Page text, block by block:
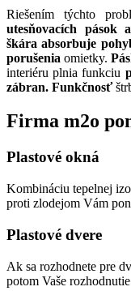
Riešením týchto
utesňovacích pások
škára absorbuje
porušenia omietky.
interiéru plnia funkciu
zábran. Funkčnosť
Firma m2o
Plastové okná
Kombináciu tepelnej
proti zlodejom Vám
Plastové dvere
Ak sa rozhodnete pre
potom Vaše